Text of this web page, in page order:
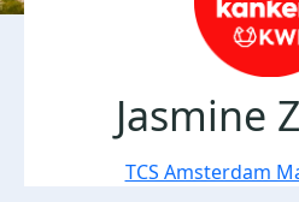
Jasmine
TCS Amsterdam